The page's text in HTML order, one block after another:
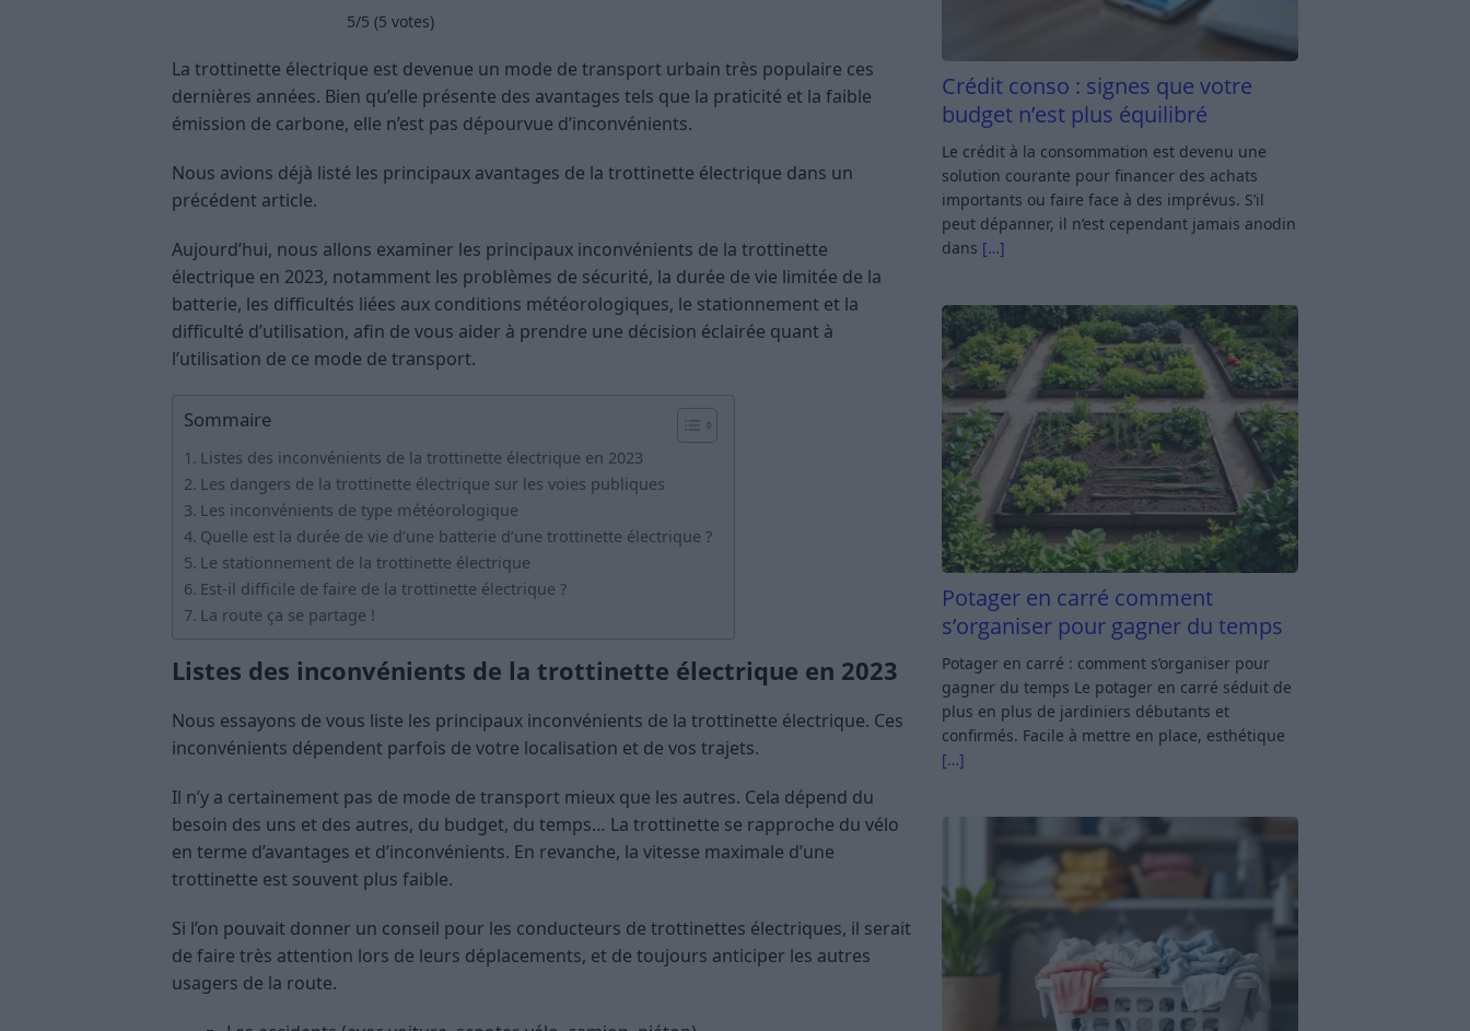
5/5 (5 votes)
La trottinette électrique est devenue un mode de transport urbain très populaire ces
dernières années. Bien qu’elle présente des avantages tels que la praticité et la faible
émission de carbone, elle n’est pas dépourvue d’inconvénients.
Nous avions déjà listé les principaux avantages de la trottinette électrique dans un
précédent article.
Aujourd’hui, nous allons examiner les principaux inconvénients de la trottinette
électrique en 2023, notamment les problèmes de sécurité, la durée de vie limitée de la
batterie, les difficultés liées aux conditions météorologiques, le stationnement et la
difficulté d’utilisation, afin de vous aider à prendre une décision éclairée quant à
l’utilisation de ce mode de transport.
Sommaire
Listes des inconvénients de la trottinette électrique en 2023
Les dangers de la trottinette électrique sur les voies publiques
Les inconvénients de type météorologique
Quelle est la durée de vie d’une batterie d’une trottinette électrique ?
Le stationnement de la trottinette électrique
Est-il difficile de faire de la trottinette électrique ?
La route ça se partage !
Listes des inconvénients de la trottinette électrique en 2023
Nous essayons de vous liste les principaux inconvénients de la trottinette électrique. Ces
inconvénients dépendent parfois de votre localisation et de vos trajets.
Il n’y a certainement pas de mode de transport mieux que les autres. Cela dépend du
besoin des uns et des autres, du budget, du temps… La trottinette se rapproche du vélo
en terme d’avantages et d’inconvénients. En revanche, la vitesse maximale d’une
trottinette est souvent plus faible.
Si l’on pouvait donner un conseil pour les conducteurs de trottinettes électriques, il serait
de faire très attention lors de leurs déplacements, et de toujours anticiper les autres
usagers de la route.
Crédit conso : signes que votre
budget n’est plus équilibré
Le crédit à la consommation est devenu une
solution courante pour financer des achats
importants ou faire face à des imprévus. S’il
peut dépanner, il n’est cependant jamais anodin
dans […]
Potager en carré comment
s’organiser pour gagner du temps
Potager en carré : comment s’organiser pour
gagner du temps Le potager en carré séduit de
plus en plus de jardiniers débutants et
confirmés. Facile à mettre en place, esthétique
[…]